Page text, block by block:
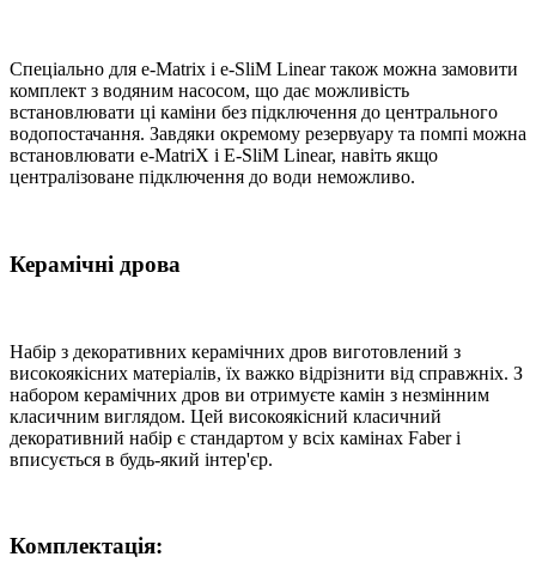
Спеціально для e-Matrix і e-SliM Linear також можна замовити
комплект з водяним насосом, що дає можливість
встановлювати ці каміни без підключення до центрального
водопостачання. Завдяки окремому резервуару та помпі можна
встановлювати e-MatriX і E-SliM Linear, навіть якщо
централізоване підключення до води неможливо.
Керамічні дрова
Набір з декоративних керамічних дров виготовлений з
високоякісних матеріалів, їх важко відрізнити від справжніх. З
набором керамічних дров ви отримуєте камін з незмінним
класичним виглядом. Цей високоякісний класичний
декоративний набір є стандартом у всіх камінах Faber і
вписується в будь-який інтер'єр.
Комплектація: